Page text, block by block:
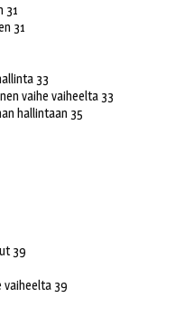
31
31
33
vaihe vaiheelta 33
hallintaan 35
39
vaiheelta 39